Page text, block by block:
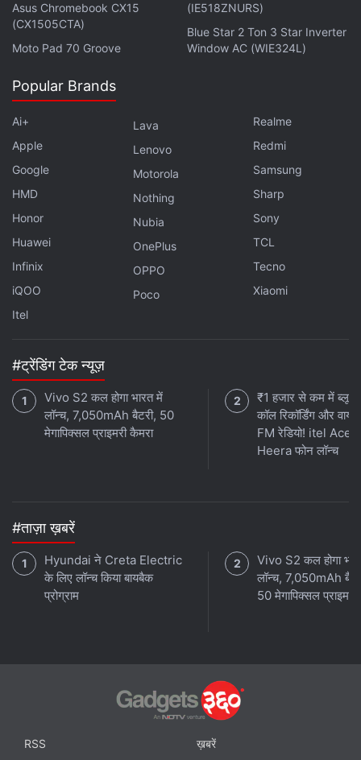
सकती हैं।
लेटेस्ट टेक न्यूज़,स्मार्टफोन रिव्यू और लोकप्रिय मोबाइलपर मिलने वाले
हमेंगूगल समाचारपर फॉलो करें।
ये भी पढ़े: Vehicle PUC,DigiLocker mParivahan,Parivahan
Vehicle Documents
Traffic Rules
Asus Chromebook CX15
(CX1505CTA)
Moto Pad 70 Groove
(IE518ZNURS)
Blue Star 2 Ton 3 Star Inverter
Window AC (WIE324L)
Popular Brands
Ai+
Apple
Google
HMD
Honor
Huawei
Infinix
iQOO
Itel
Lava
Lenovo
Motorola
Nothing
Nubia
OnePlus
OPPO
Poco
Realme
Redmi
Samsung
Sharp
Sony
TCL
Tecno
Xiaomi
#ट्रेंडिंग टेक न्यूज़
Vivo S2 कल होगा भारत में
लॉन्च, 7,050mAh बैटरी, 50
मेगापिक्सल प्राइमरी कैमरा
₹1 हजार से कम में
कॉल रिकॉर्डिंग और
FM रेडियो! itel Ace
Heera फोन लॉन्च
#ताज़ा ख़बरें
Hyundai ने Creta Electric
के लिए लॉन्च किया बायबैक
प्रोग्राम
Vivo S2 कल होगा
लॉन्च, 7,050mAh
50 मेगापिक्सल
RSS
ख़बरें